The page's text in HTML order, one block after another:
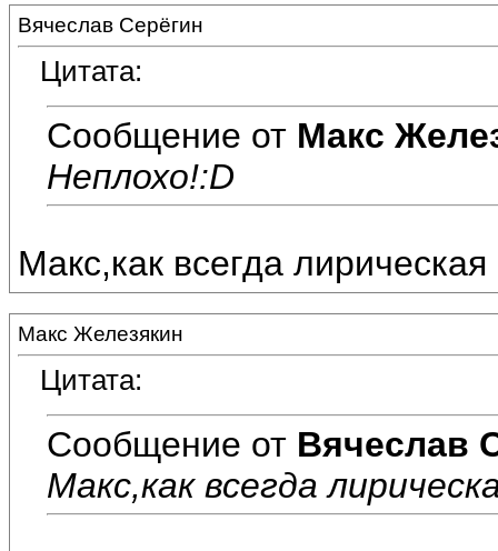
Вячеслав Серёгин
Цитата:
Сообщение от Макс
Неплохо!:D
Макс,как всегда
Макс Железякин
Цитата:
Сообщение от Вячеслав
Макс,как всегда